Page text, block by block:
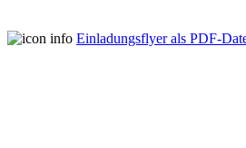
Einladungsflyer als PDF-